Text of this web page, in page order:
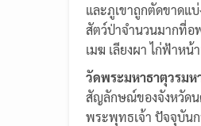
และภูเขาถูกตัดขาดแ
สัตว์ป่าจำนวนมากที่อ
เมฆ เลียงผา ไก่ฟ้าห
วัดพระมหาธาตุวรมห
สัญลักษณ์ของจังหวัดน
พระพุทธเจ้า ปัจจุบัน